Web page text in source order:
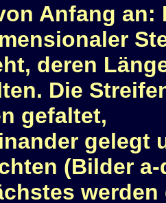
Anfang an:
deren
Die
gefaltet,
gelegt
(Bilder a-
werden